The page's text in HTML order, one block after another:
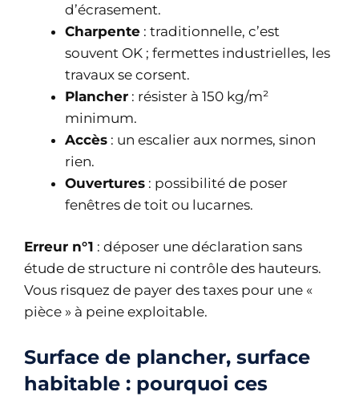
d’écrasement.
Charpente : traditionnelle, c’est
souvent OK ; fermettes industrielles, les
travaux se corsent.
Plancher : résister à 150 kg/m²
minimum.
Accès : un escalier aux normes, sinon
rien.
Ouvertures : possibilité de poser
fenêtres de toit ou lucarnes.
Erreur n°1 : déposer une déclaration sans
étude de structure ni contrôle des hauteurs.
Vous risquez de payer des taxes pour une «
pièce » à peine exploitable.
Surface de plancher, surface
habitable : pourquoi ces